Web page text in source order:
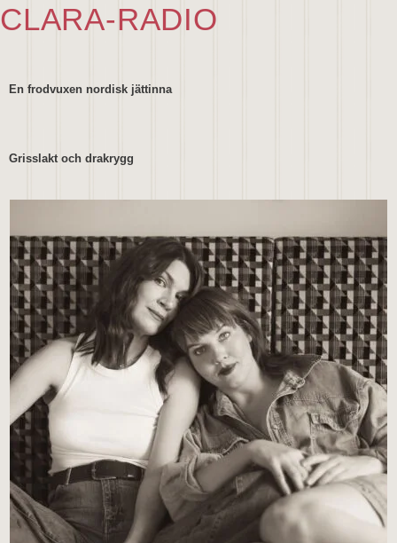
CLARA-RADIO
En frodvuxen nordisk jättinna
Grisslakt och drakrygg